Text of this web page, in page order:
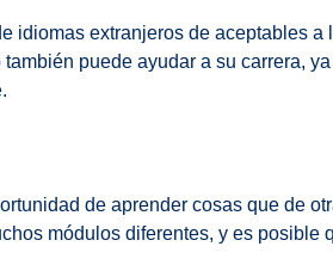
idiomas extranjeros de aceptables a
puede ayudar a su carrera,
de aprender cosas que de
módulos diferentes, y es posible